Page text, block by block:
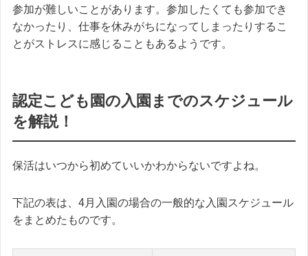
参加が難しいことがあります。参加したくても参加でき
なかったり、仕事を休みがちになってしまったりするこ
とがストレスに感じることもあるようです。
認定こども園の入園までのスケジュール
を解説！
保活はいつから初めていいかわからないですよね。
下記の表は、4月入園の場合の一般的な入園スケジュール
をまとめたものです。